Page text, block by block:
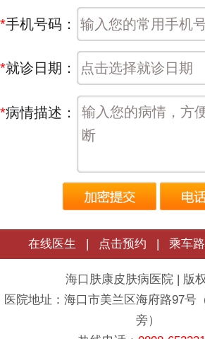
*手机号码：
*就诊日期：
*病情描述：
在线医生 | 点击预约 | 乘车
海口肤康皮肤病医院 | 版
医院地址：海口市美兰区海府路97号
旁）